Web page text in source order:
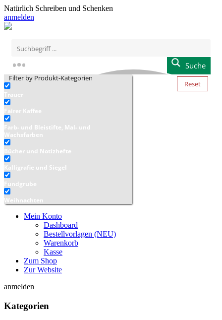
Natürlich Schreiben und Schenken
anmelden
Suche
Filter by Produkt-Kategorien
Trauer
Fairer Kaffee
Farb- und Bleistifte, Mal- und
Wachsfarben
Bücher und Notizhefte
Kalligrafie und Siegel
Fundgrube
Weihnachten
Reset
Mein Konto
Dashboard
Bestellvorlagen (NEU)
Warenkorb
Kasse
Zum Shop
Zur Website
anmelden
Kategorien